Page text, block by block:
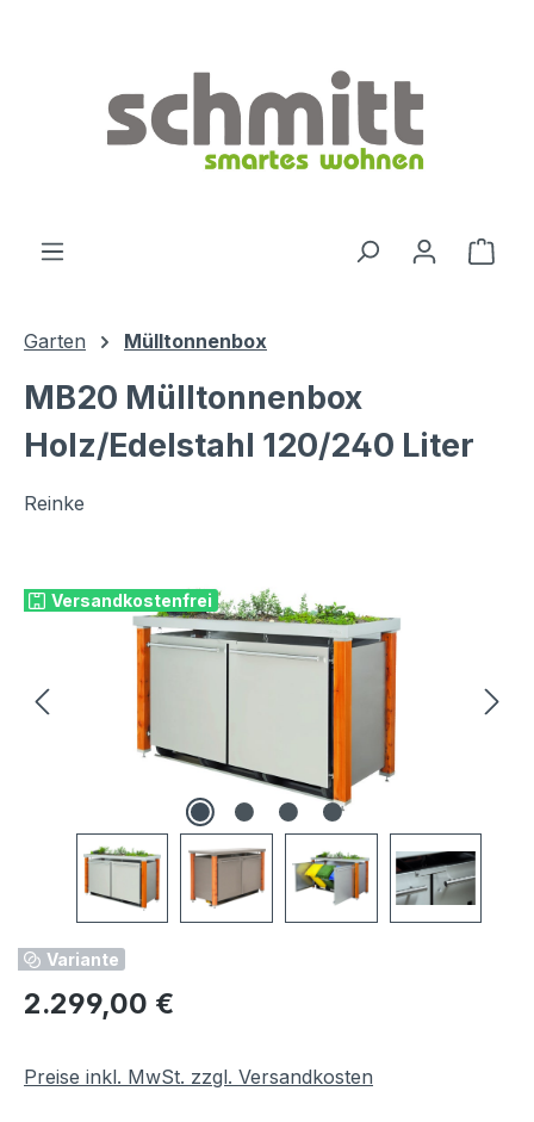
Garten Mülltonnenbox
MB20 Mülltonnenbox
Holz/Edelstahl 120/240 Liter
Reinke
Versandkostenfrei
Variante
Regulärer Preis:
2.299,00 €
Preise inkl. MwSt. zzgl. Versandkosten